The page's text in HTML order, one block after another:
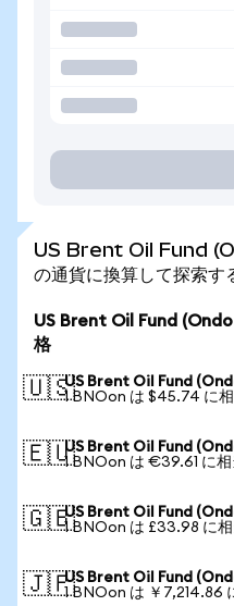
US Brent Oil Fund
の通貨に換算して探索す
US Brent Oil Fund
格
🇺🇸US Brent Oil Fund
1 BNOon は $45.74 に
🇪🇺US Brent Oil Fund
1 BNOon は €39.61 に相
🇬🇧US Brent Oil Fund
1 BNOon は £33.98 に相
🇯🇵US Brent Oil Fund
1 BNOon は ￥7,214.86